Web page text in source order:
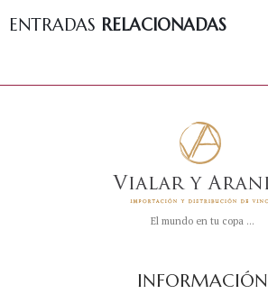
ENTRADAS RELACIONADAS
El mundo en tu copa ...
INFORMACIÓN